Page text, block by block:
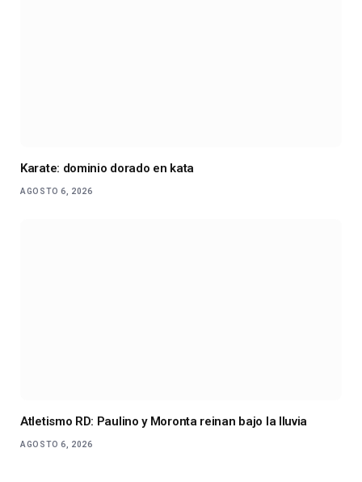
Karate: dominio dorado en kata
AGOSTO 6, 2026
Atletismo RD: Paulino y Moronta reinan bajo la lluvia
AGOSTO 6, 2026